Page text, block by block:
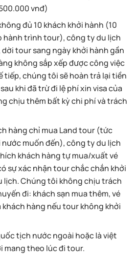
vnđ)
đủ 10 khách khởi hành (10
hành trình tour), công ty du lịch
tour sang ngày khởi hành gần
không sắp xếp được công việc
tiếp, chúng tôi sẽ hoàn trả lại tiền
khi đã trừ đi lệ phí xin visa của
chịu thêm bất kỳ chi phí và trách
hàng chỉ mua Land tour (tức
muốn đến), công ty du lịch
khách hàng tự mua/xuất vé
sự xác nhận tour chắc chắn khởi
lịch. Chúng tôi không chịu trách
đi: khách sạn mua thêm, vé
khách hàng nếu tour không khởi
tịch nước ngoài hoặc là việt
mang theo lúc đi tour.